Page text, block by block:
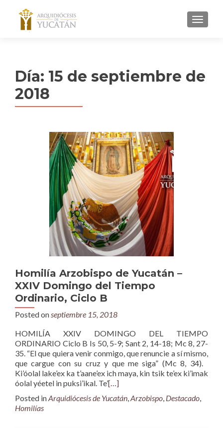
MENU
Día: 15 de septiembre de
2018
Homilía Arzobispo de Yucatán –
XXIV Domingo del Tiempo
Ordinario, Ciclo B
Posted onseptiembre 15, 2018
HOMILÍA XXIV DOMINGO DEL TIEMPO
ORDINARIO Ciclo B Is 50, 5-9; Sant 2, 14-18; Mc 8, 27-
35. “El que quiera venir conmigo, que renuncie a sí mismo,
que cargue con su cruz y que me siga” (Mc 8, 34).
Ki’óolal lake’ex ka t’aane’ex ich maya, kin tsik te’ex ki’imak
óolal yéetel in puksi’ikal. Te’[…]
Posted inArquidiócesis de Yucatán,Arzobispo, Destacado,
Homilías